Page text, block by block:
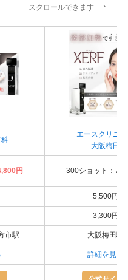
スクロールできます
エースクリニ
大阪梅田
円 300ショット：
5,500円
3,300円
市駅 大阪梅田駅
詳細を見る